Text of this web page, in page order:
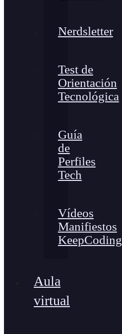
Nerdsletter
Test de
Orientación
Tecnológica
Guía
de
Perfiles
Tech
Vídeos
Manifiestos
KeepCoding
Aula
virtual